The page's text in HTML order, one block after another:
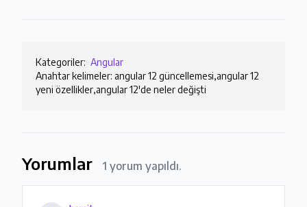
Kategoriler: Angular
Anahtar kelimeler: angular 12 güncellemesi,angular 12
yeni özellikler,angular 12'de neler değişti
Yorumlar 1 yorum yapıldı.